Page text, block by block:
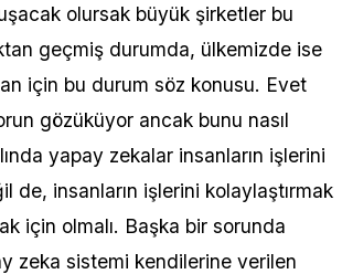
olursak büyük şirketler bu
geçmiş durumda, ülkemizde ise
için bu durum söz konusu. Evet
gözüküyor ancak bunu nasıl
yapay zekalar insanların işlerini
de, insanların işlerini kolaylaştırmak
için olmalı. Başka bir sorunda
zeka sistemi kendilerine verilen